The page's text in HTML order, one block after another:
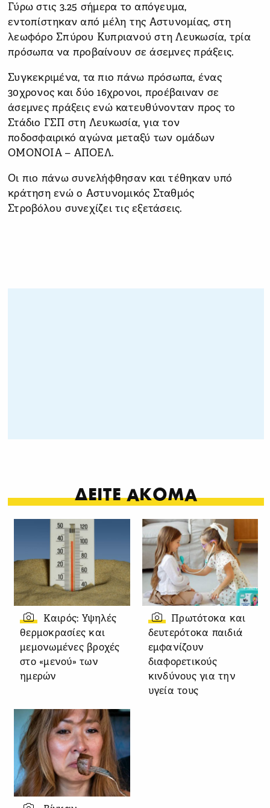
Γύρω στις 3.25 σήμερα το απόγευμα,
εντοπίστηκαν από μέλη της Αστυνομίας, στη
λεωφόρο Σπύρου Κυπριανού στη Λευκωσία, τρία
πρόσωπα να προβαίνουν σε άσεμνες πράξεις.
Συγκεκριμένα, τα πιο πάνω πρόσωπα, ένας
30χρονος και δύο 16χρονοι, προέβαιναν σε
άσεμνες πράξεις ενώ κατευθύνονταν προς το
Στάδιο ΓΣΠ στη Λευκωσία, για τον
ποδοσφαιρικό αγώνα μεταξύ των ομάδων
ΟΜΟΝΟΙΑ – ΑΠΟΕΛ.
Οι πιο πάνω συνελήφθησαν και τέθηκαν υπό
κράτηση ενώ ο Αστυνομικός Σταθμός
Στροβόλου συνεχίζει τις εξετάσεις.
ΔΕΙΤΕ ΑΚΟΜΑ
Καιρός: Υψηλές
θερμοκρασίες και
μεμονωμένες βροχές
στο «μενού» των
ημερών
Πρωτότοκα και
δευτερότοκα παιδιά
εμφανίζουν
διαφορετικούς
κινδύνους για την
υγεία τους